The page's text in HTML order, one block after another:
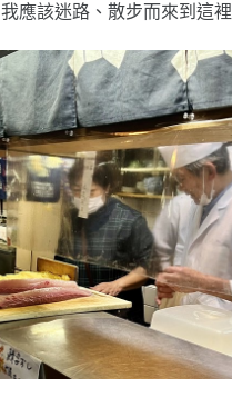
我應該迷路、散步而來到這裡